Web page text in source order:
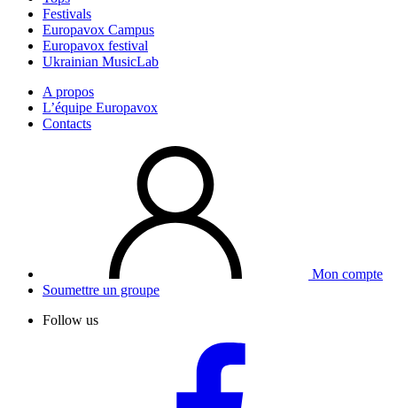
Festivals
Europavox Campus
Europavox festival
Ukrainian MusicLab
A propos
L’équipe Europavox
Contacts
Mon compte
Soumettre un groupe
Follow us